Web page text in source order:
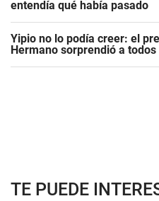
entendía qué había pasado
Yipio no lo podía creer: el
Hermano sorprendió a todos
TE PUEDE